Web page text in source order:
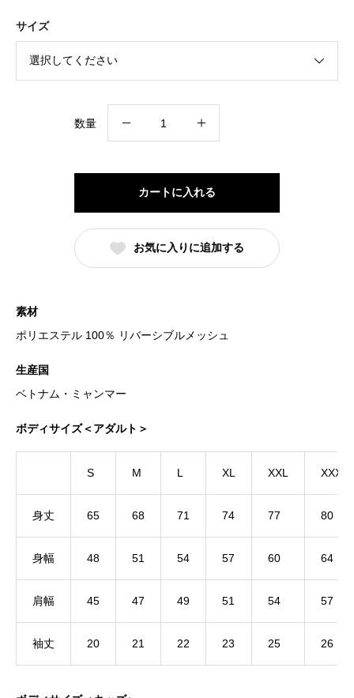
サイズ
数量
T
シ
ャ
カートに入れる
お気に入りに追加する
素材
ポリエステル 100％ リバーシブルメッシュ
生産国
ベトナム・ミャンマー
ボディサイズ＜アダルト＞
S M L XL XXL XXXL
身丈 65 68 71 74 77 80
身幅 48 51 54 57 60 64
肩幅 45 47 49 51 54 57
袖丈 20 21 22 23 25 26